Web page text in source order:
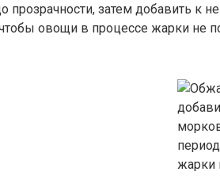
затем добавить к
овощи в процессе жарки не